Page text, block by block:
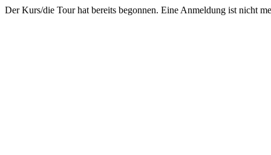
Der Kurs/die Tour hat bereits begonnen. Eine Anmeldung ist nicht